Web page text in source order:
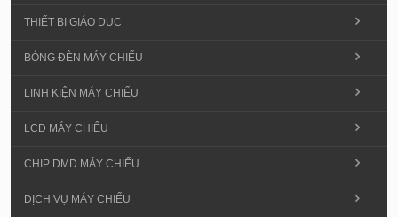
THIẾT BỊ GIÁO DỤC
BÓNG ĐÈN MÁY CHIẾU
LINH KIỆN MÁY CHIẾU
LCD MÁY CHIẾU
CHIP DMD MÁY CHIẾU
DỊCH VỤ MÁY CHIẾU